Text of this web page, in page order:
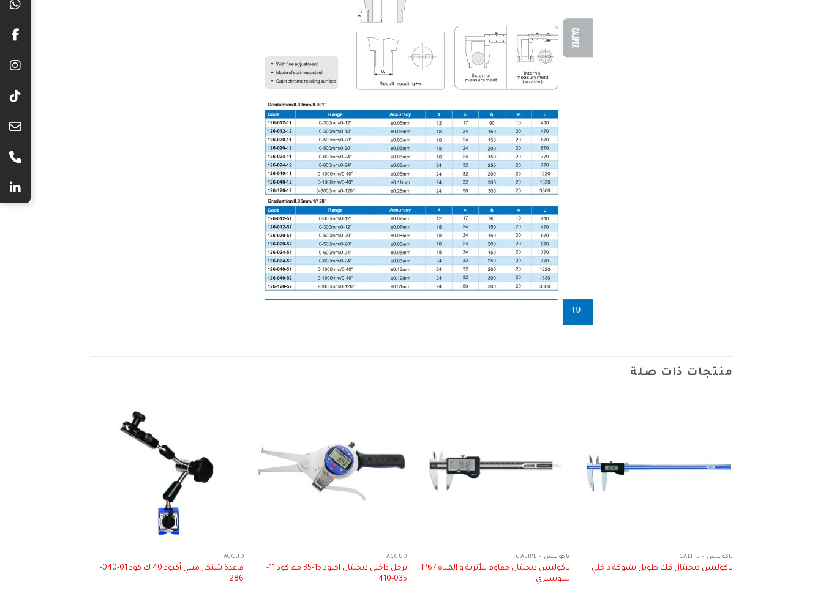
منتجات ذات صلة
باكوليس - CALIPE
باكوليس ديجيتال فك طويل بشوكة داخلي
باكوليس - CALIPE
باكوليس ديجيتال مقاوم للأتربة و المياه IP67
سويسري
ACCUD
برجل داخلى ديجيتال اكيود 15-35 مم كود 11-
035-410
ACCUD
قاعدة شنكار ميني أكيود 40 ك كود 01-040-
286